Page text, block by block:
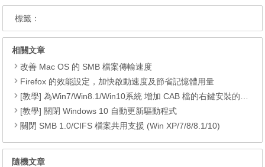
標籤：
相關文章
改善 Mac OS 的 SMB 檔案傳輸速度
Firefox 的效能設定，加快啟動速度及節省記憶體用量
[教學] 為Win7/Win8.1/Win10系統 增加 CAB 檔的右鍵安裝的功能
[教學] 關閉 Windows 10 自動更新驅動程式
關閉 SMB 1.0/CIFS 檔案共用支援 (Win XP/7/8/8.1/10)
隨機文章